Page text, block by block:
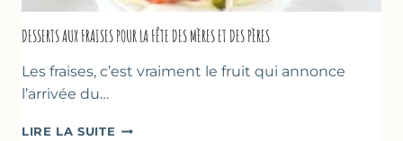
DESSERTS AUX FRAISES POUR LA FÊTE DES MÈRES ET DES PÈRES
Les fraises, c’est vraiment le fruit qui annonce
l’arrivée du…
LIRE LA SUITE DESSERTS